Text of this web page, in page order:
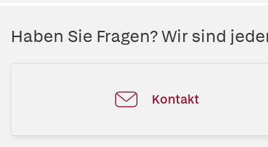
Haben Sie Fragen? Wir sind
Kontakt